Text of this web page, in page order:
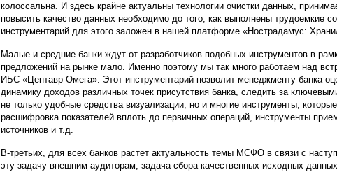
колоссальна. И здесь крайне актуальны технологии очистки данных,
повысить качество данных необходимо до того, как выполнены трудоемкие
инструментарий для этого заложен в нашей платформе «Нострадамус:
Малые и средние банки ждут от разработчиков подобных инструментов в
предложений на рынке мало. Именно поэтому мы так много работаем над
ИБС «Центавр Омега». Этот инструментарий позволит менеджменту банка
динамику доходов различных точек присутствия банка, следить за
не только удобные средства визуализации, но и многие инструменты,
расшифровка показателей вплоть до первичных операций, инструменты
источников и т.д.
В-третьих, для всех банков растет актуальность темы МСФО в связи с
эту задачу внешним аудиторам, задача сбора качественных исходных